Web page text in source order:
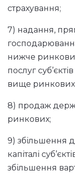
страхування;
7) надання,
нижче
послуг
вище
8) продаж
ринкових;
9) збільшення
капіталі
збільшення